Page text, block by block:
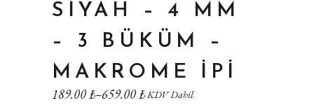
SIYAH – 4 MM
– 3 BÜKÜM –
MAKROME IPI
189.00₺–659.00₺KDV Dahil